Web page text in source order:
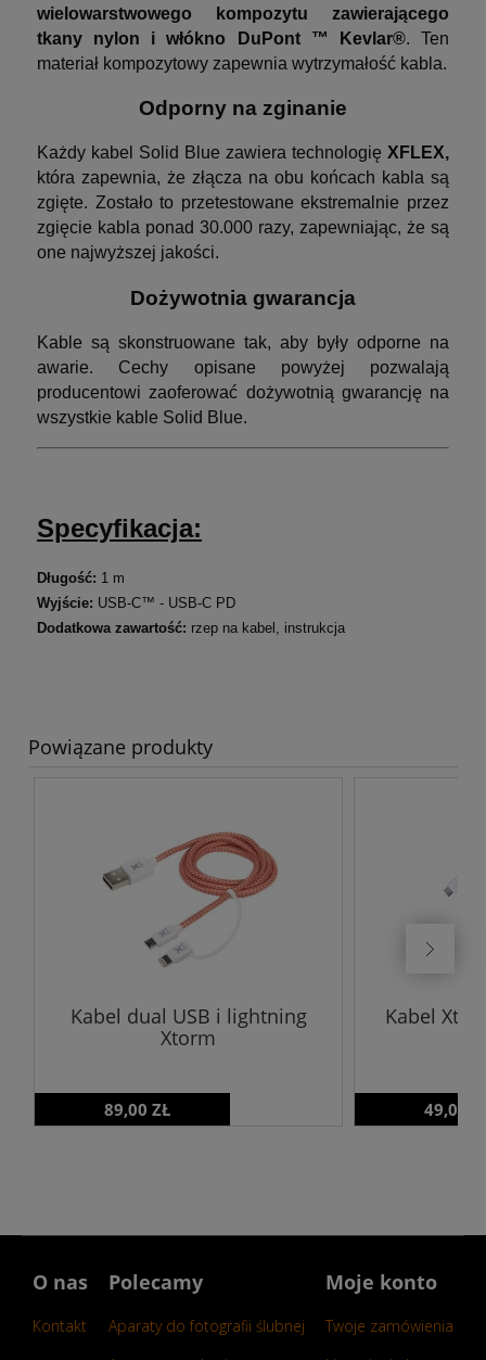
wielowarstwowego kompozytu zawierającego
tkany nylon i włókno DuPont ™ Kevlar®. Ten
materiał kompozytowy zapewnia wytrzymałość kabla.
Odporny na zginanie
Każdy kabel Solid Blue zawiera technologię XFLEX,
która zapewnia, że złącza na obu końcach kabla są
zgięte. Zostało to przetestowane ekstremalnie przez
zgięcie kabla ponad 30.000 razy, zapewniając, że są
one najwyższej jakości.
Dożywotnia gwarancja
Kable są skonstruowane tak, aby były odporne na
awarie. Cechy opisane powyżej pozwalają
producentowi zaoferować dożywotnią gwarancję na
wszystkie kable Solid Blue.
Specyfikacja:
Długość: 1 m
Wyjście: USB-C™ - USB-C PD
Dodatkowa zawartość: rzep na kabel, instrukcja
Powiązane produkty
Kabel dual USB i lightning
Xtorm
89,00 ZŁ
Kabel
49,00
O nas
Kontakt
Polecamy
Aparaty do fotografii ślubnej
Moje konto
Twoje zamówienia